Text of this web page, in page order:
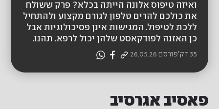
ואיזה טיפוס אלונה הייתה בכלא? פרק ששולח
את כולכם להרים טלפון לגורם מקצוע ולהתחיל
ללכת לטיפול. המגישות אינן פסיכולוגיות אבל
כן האזנה לפודקאסט שלהן יכול לרפא. תהנו.
35 דק' פורסם 26.05.26
פאסיב אגרסיב